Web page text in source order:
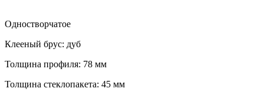
Одностворчатое
Клееный брус: дуб
Толщина профиля: 78 мм
Толщина стеклопакета: 45 мм